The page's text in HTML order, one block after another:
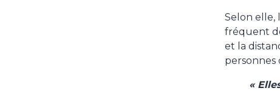
Selon elle,
fréquent
et la
personnes
«